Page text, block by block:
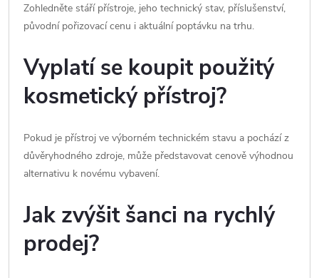
Zohledněte stáří přístroje, jeho technický stav, příslušenství,
původní pořizovací cenu i aktuální poptávku na trhu.
Vyplatí se koupit použitý
kosmetický přístroj?
Pokud je přístroj ve výborném technickém stavu a pochází z
důvěryhodného zdroje, může představovat cenově výhodnou
alternativu k novému vybavení.
Jak zvýšit šanci na rychlý
prodej?